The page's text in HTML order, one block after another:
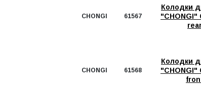
CHONGI 61567
Колодки
"CHONGI"
CHONGI 61568
Колодки
"CHONGI"